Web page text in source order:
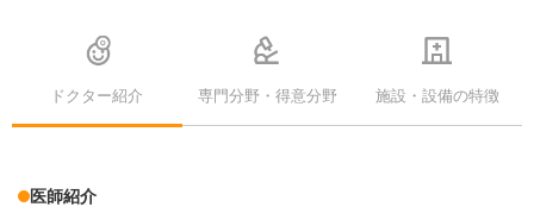
ドクター紹介 専門分野・得意分野 施設・設備の特徴
医師紹介